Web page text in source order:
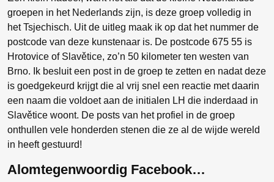
groepen in het Nederlands zijn, is deze groep volledig in
het Tsjechisch. Uit de uitleg maak ik op dat het nummer de
postcode van deze kunstenaar is. De postcode 675 55 is
Hrotovice of Slavětice, zo’n 50 kilometer ten westen van
Brno. Ik besluit een post in de groep te zetten en nadat deze
is goedgekeurd krijgt die al vrij snel een reactie met daarin
een naam die voldoet aan de initialen LH die inderdaad in
Slavětice woont. De posts van het profiel in de groep
onthullen vele honderden stenen die ze al de wijde wereld
in heeft gestuurd!
Alomtegenwoordig Facebook…